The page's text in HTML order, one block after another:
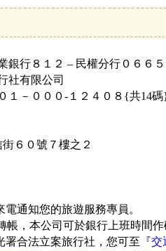
行８１２ – 民權分行０６６５
社有限公司
１－０００-１２４０８{共14
街 ６０號７樓之２
電通知您的旅遊服務專員。
帳，本公司可於銀行上班時間
署合法立案旅行社，您可至『交